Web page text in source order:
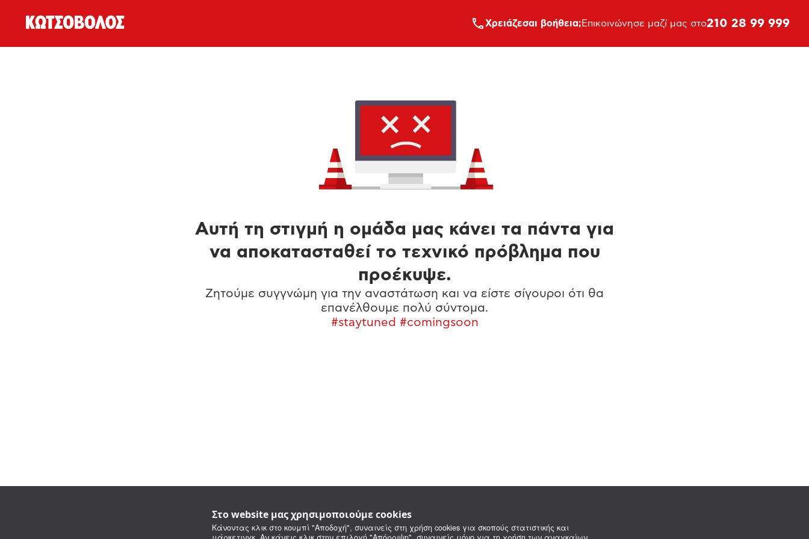
Στο website μας χρησιμοποιούμε cookies
Κάνοντας κλικ στο κουμπί "Αποδοχή", συναινείς στη χρήση cookies για σκοπούς στατιστικής και
Xρειάζεσαι βοήθεια; Επικοινώνησε μαζί μας στο210 28 99 999
Αυτή τη στιγμή η ομάδα μας κάνει τα πάντα για
να αποκατασταθεί το τεχνικό πρόβλημα που
προέκυψε.
Ζητούμε συγγνώμη για την αναστάτωση και να είστε σίγουροι ότι θα
επανέλθουμε πολύ σύντομα.
#staytuned #comingsoon